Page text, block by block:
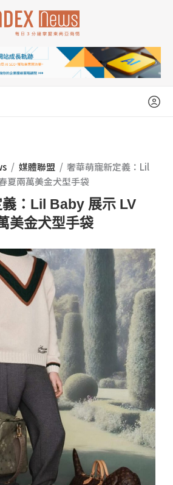
/ 媒體聯盟 / 奢華萌寵新定義：Lil
夏兩萬美金犬型手袋
：Lil Baby 展示 LV
美金犬型手袋